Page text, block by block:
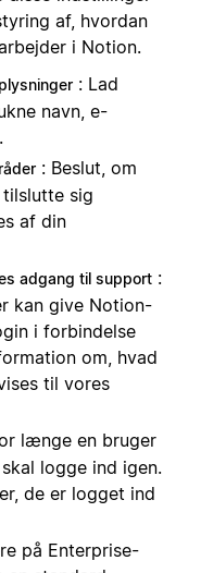
af, hvordan
i Notion.
: Lad
navn, e-
: Beslut, om
sig
af din
adgang til support :
kan give Notion-
i forbindelse
om, hvad
til vores
længe en bruger
logge ind igen.
de er logget ind
på Enterprise-